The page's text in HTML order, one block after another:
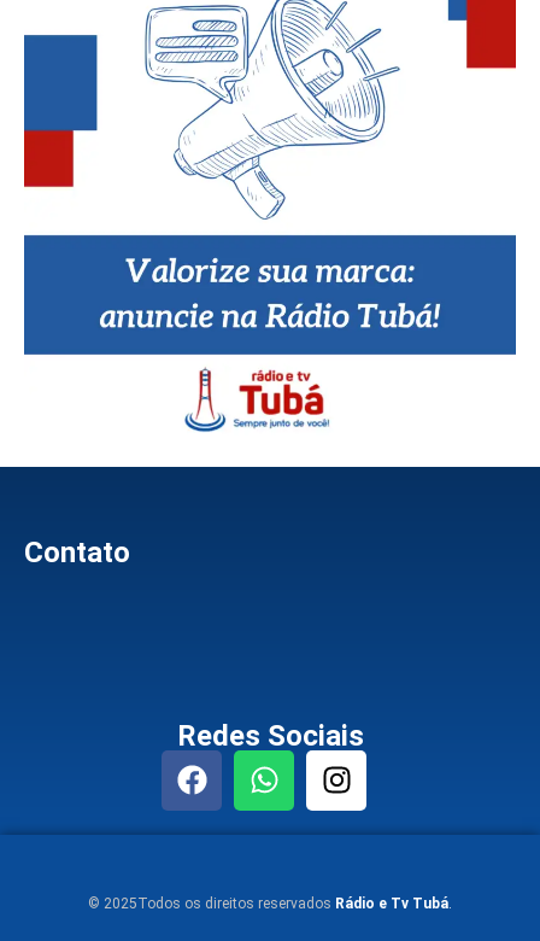
Contato
Redes Sociais
© 2025Todos os direitos reservados Rádio e Tv Tubá.